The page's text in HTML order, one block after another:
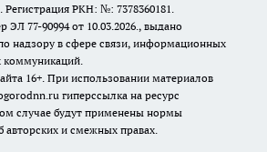
РКН: №: 7378360181.
77-90994 от 10.03.2026., выдано
надзору в сфере связи, информационных
коммуникаций.
16+. При использовании материалов
гиперссылка на ресурс
случае будут применены нормы
авторских и смежных правах.